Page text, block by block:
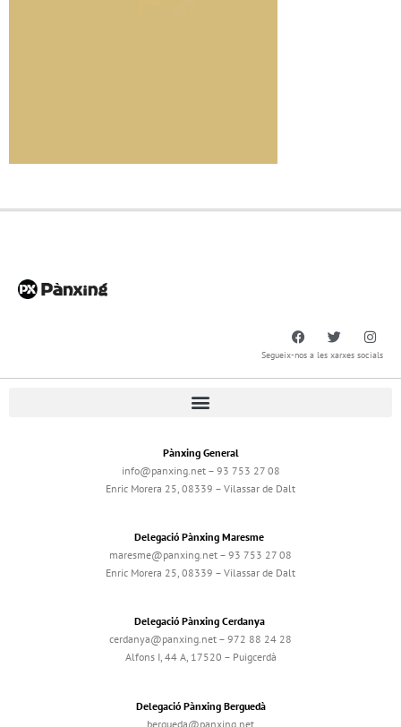
Segueix-nos a les xarxes socials
Pànxing General
info@panxing.net – 93 753 27 08
Enric Morera 25, 08339 – Vilassar de Dalt
Delegació Pànxing Maresme
maresme@panxing.net – 93 753 27 08
Enric Morera 25, 08339 – Vilassar de Dalt
Delegació Pànxing Cerdanya
cerdanya@panxing.net – 972 88 24 28
Alfons I, 44 A, 17520 – Puigcerdà
Delegació Pànxing Berguedà
bergueda@panxing.net